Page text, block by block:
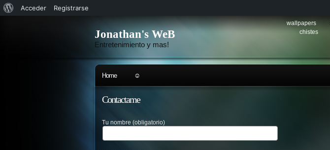
Jonathan's WeB
Entretenimiento y mas!
wallpapers
chistes
Home ☺
Contactame
Tu nombre (obligatorio)
Acerca
Acceder Registrarse